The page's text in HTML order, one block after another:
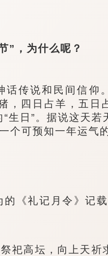
，为什么呢？
传说和民间信仰
，四日占羊，五日
生日”。据说这天若
个可预知一年运气
《礼记月令》记载
高坛，向上天祈